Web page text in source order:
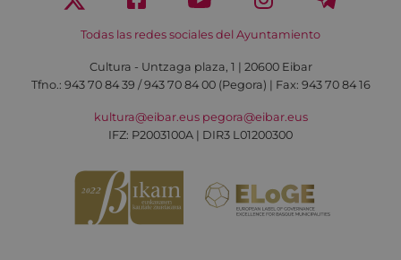
Todas las redes sociales del Ayuntamiento
Cultura - Untzaga plaza, 1 | 20600 Eibar
Tfno.: 943 70 84 39 / 943 70 84 00 (Pegora) | Fax: 943 70 84 16
kultura@eibar.eus pegora@eibar.eus
IFZ: P2003100A | DIR3 L01200300